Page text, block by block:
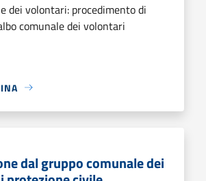
dei volontari: procedimento di
comunale dei volontari
dal gruppo comunale dei